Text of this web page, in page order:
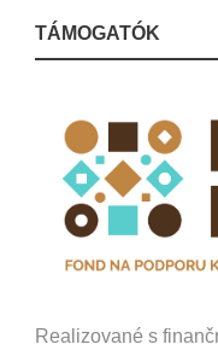
TÁMOGATÓK
Realizované s